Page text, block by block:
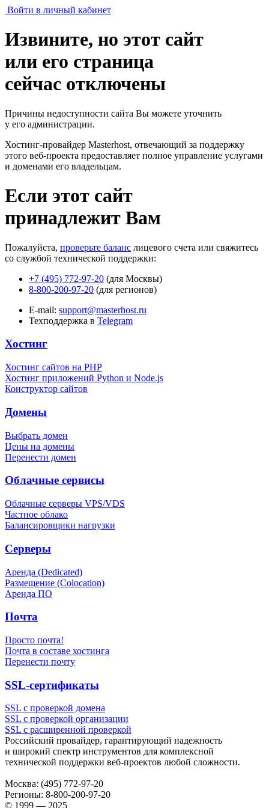
Войти в личный кабинет
Извините, но этот сайт
или его страница
сейчас отключены
Причины недоступности сайта Вы можете уточнить
у его администрации.
Хостинг-провайдер Masterhost, отвечающий за поддержку
этого веб-проекта предоставляет полное управление услугами
и доменами его владельцам.
Если этот сайт
принадлежит Вам
Пожалуйста, проверьте баланс лицевого счета или свяжитесь
со службой технической поддержки:
+7 (495) 772-97-20 (для Москвы)
8-800-200-97-20 (для регионов)
E-mail: support@masterhost.ru
Техподдержка в Telegram
Хостинг
Хостинг сайтов на PHP
Хостинг приложений Python и Node.js
Конструктор сайтов
Домены
Выбрать домен
Цены на домены
Перенести домен
Облачные сервисы
Облачные серверы VPS/VDS
Частное облако
Балансировщики нагрузки
Серверы
Аренда (Dedicated)
Размещение (Colocation)
Аренда ПО
Почта
Просто почта!
Почта в составе хостинга
Перенести почту
SSL-сертификаты
SSL с проверкой домена
SSL с проверкой организации
SSL с расширенной проверкой
Российский провайдер, гарантирующий надежность
и широкий спектр инструментов для комплексной
технической поддержки веб-проектов любой сложности.
Москва: (495) 772-97-20
Регионы: 8-800-200-97-20
© 1999 — 2025